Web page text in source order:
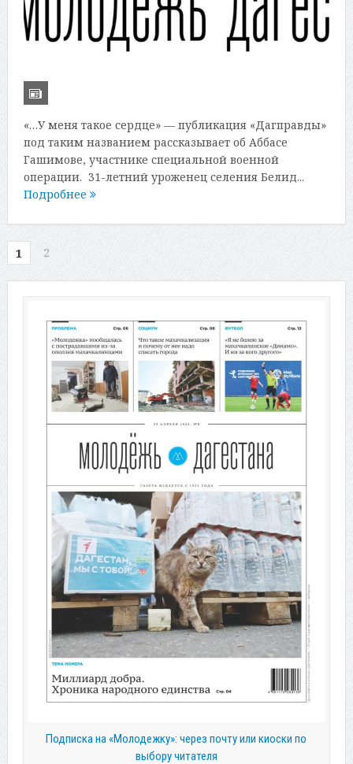
«…У меня такое сердце» — публикация «Дагправды»
под таким названием рассказывает об Аббасе
Гашимове, участнике специальной военной
операции. 31-летний уроженец селения Белид...
Подробнее
1 2
Подписка на «Молодежку»: через почту или киоски по
выбору читателя